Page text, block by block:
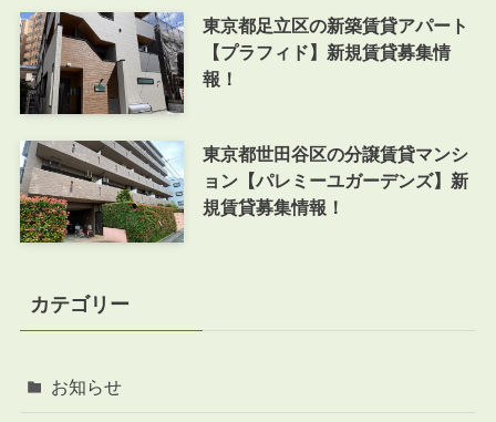
東京都足立区の新築賃貸アパート
【プラフィド】新規賃貸募集情
報！
東京都世田谷区の分譲賃貸マンシ
ョン【パレミーユガーデンズ】新
規賃貸募集情報！
カテゴリー
お知らせ